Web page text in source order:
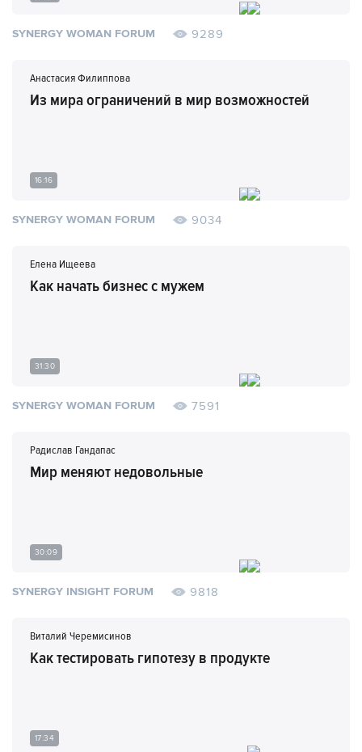
SYNERGY WOMAN FORUM 9289
Анастасия Филиппова
Из мира ограничений в мир возможностей
16:16
SYNERGY WOMAN FORUM 9034
Елена Ищеева
Как начать бизнес с мужем
31:30
SYNERGY WOMAN FORUM 7591
Радислав Гандапас
Мир меняют недовольные
30:09
SYNERGY INSIGHT FORUM 9818
Виталий Черемисинов
Как тестировать гипотезу в продукте
17:34